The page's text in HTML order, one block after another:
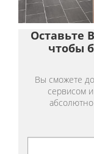
Оставьте
чтобы
Вы сможете
сервисом